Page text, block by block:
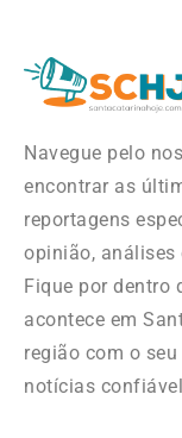
Navegue pelo
encontrar as
reportagens
opinião, análises
Fique por dentro
acontece em
região com o
notícias